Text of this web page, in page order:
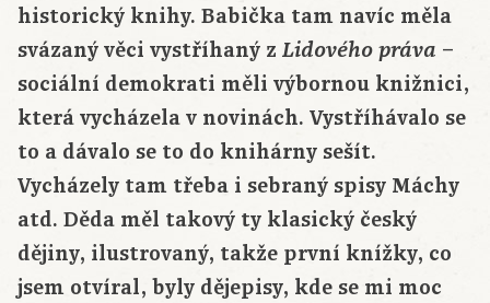
historický knihy. Babička tam navíc měla
svázaný věci vystříhaný z Lidového práva –
sociální demokrati měli výbornou knižnici,
která vycházela v novinách. Vystříhávalo se
to a dávalo se to do knihárny sešít.
Vycházely tam třeba i sebraný spisy Máchy
atd. Děda měl takový ty klasický český
dějiny, ilustrovaný, takže první knížky, co
jsem otvíral, byly dějepisy, kde se mi moc